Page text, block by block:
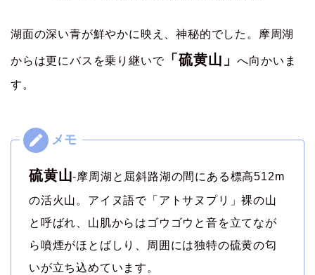
湖面の深い青が鮮やかに映え、神秘的でした。摩周湖
からは更にバスを乗り継いで「硫黄山」へ向かいま
す。
硫黄山-摩周湖と屈斜路湖の間にある標高512m
の活火山。アイヌ語で「アトサヌプリ」裸の山
と呼ばれ、山肌からはゴウゴウと音を立てなが
ら噴煙がほとばしり、周囲には独特の硫黄の匂
いが立ち込めています。